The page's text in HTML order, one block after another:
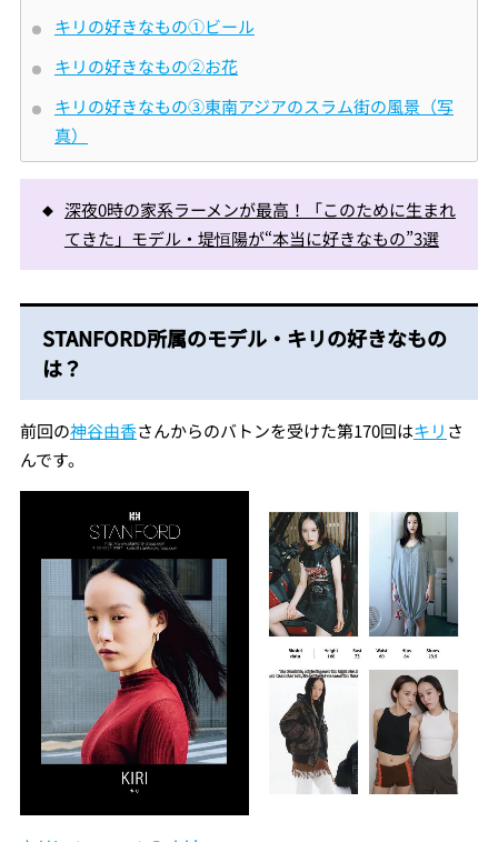
キリの好きなもの①ビール
キリの好きなもの②お花
キリの好きなもの③東南アジアのスラム街の風景（写
真）
深夜0時の家系ラーメンが最高！「このために生まれ
てきた」モデル・堤恒陽が“本当に好きなもの”3選
STANFORD所属のモデル・キリの好きなもの
は？
前回の神谷由香さんからのバトンを受けた第170回はキリ さ
んです。